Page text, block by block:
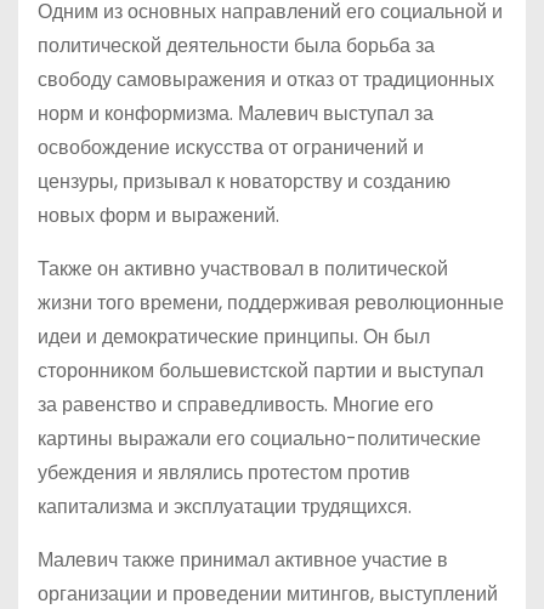
Одним из основных направлений его социальной и
политической деятельности была борьба за
свободу самовыражения и отказ от традиционных
норм и конформизма. Малевич выступал за
освобождение искусства от ограничений и
цензуры, призывал к новаторству и созданию
новых форм и выражений.
Также он активно участвовал в политической
жизни того времени, поддерживая революционные
идеи и демократические принципы. Он был
сторонником большевистской партии и выступал
за равенство и справедливость. Многие его
картины выражали его социально-политические
убеждения и являлись протестом против
капитализма и эксплуатации трудящихся.
Малевич также принимал активное участие в
организации и проведении митингов, выступлений